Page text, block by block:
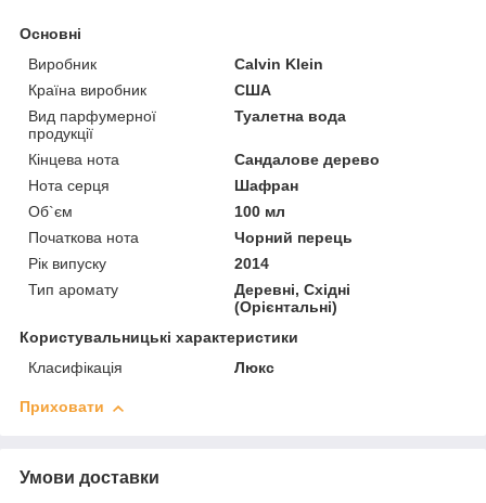
Основні
Виробник
Calvin Klein
Країна виробник
США
Вид парфумерної
продукції
Туалетна вода
Кінцева нота
Сандалове дерево
Нота серця
Шафран
Об`єм
100 мл
Початкова нота
Чорний перець
Рік випуску
2014
Тип аромату
Деревні, Східні
(Орієнтальні)
Користувальницькі характеристики
Класифікація
Люкс
Приховати
Умови доставки